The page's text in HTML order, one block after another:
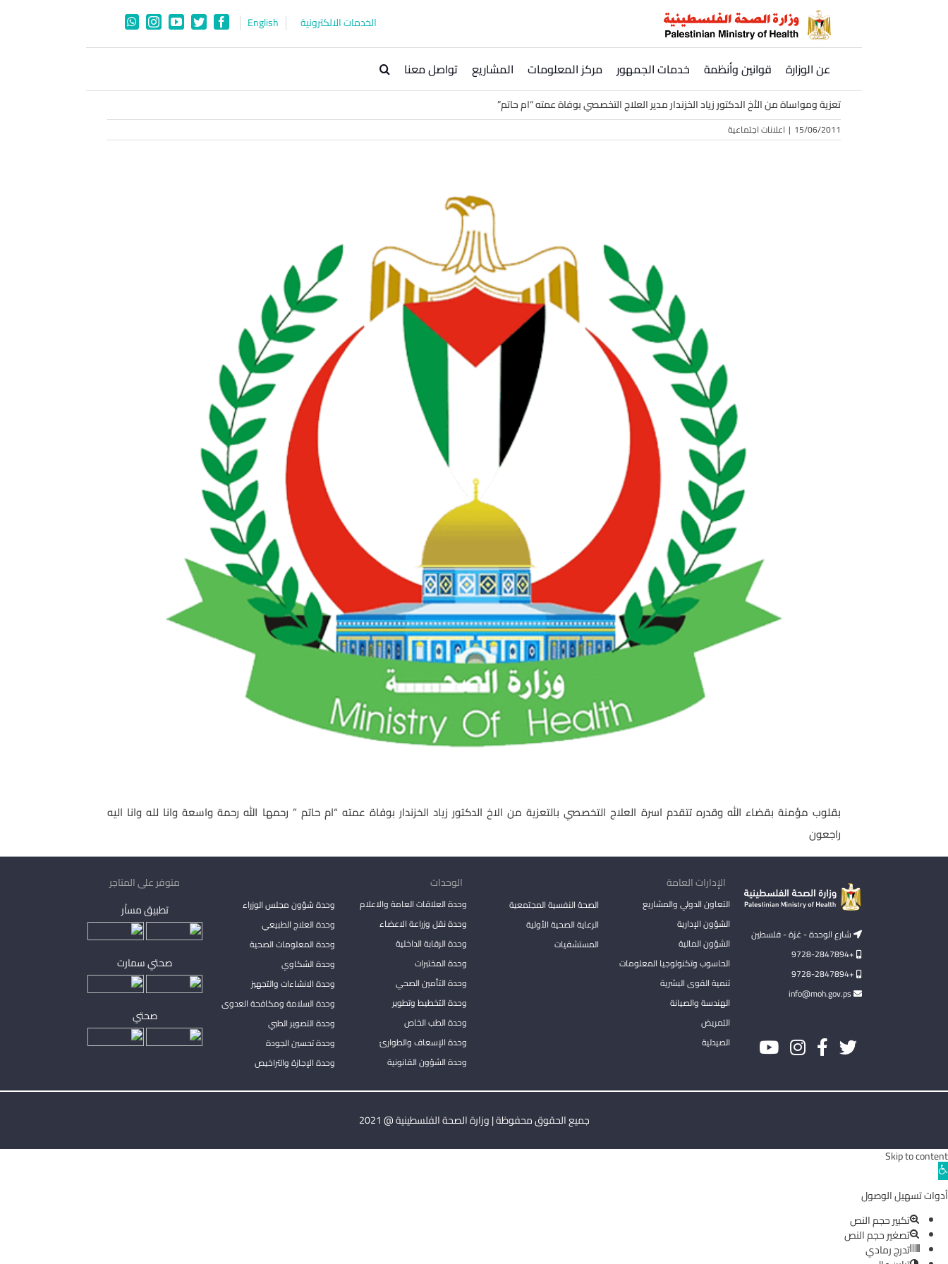
الخدمات الالكترونية English
Facebook
Twitter
YouTube
Instagram
WhatsApp
عن الوزارة قوانين وأنظمة خدمات الجمهور مركز المعلومات المشاريع تواصل معنا
تعزية ومواساة من الأخ الدكتور زياد الخزندار مدير العلاج التخصصي بوفاة عمته “ام حاتم”
15/06/2011
| اعلانات اجتماعية
بقلوب مؤمنة بقضاء الله وقدره تتقدم اسرة العلاج التخصصي بالتعزية من الاخ الدكتور زياد الخزندار بوفاة عمته “ام حاتم ” رحمها الله رحمة واسعة وانا لله وانا اليه
راجعون
شارع الوحدة - غزة - فلسطين
+9728-2847894
+9728-2847894
الإدارات العامة
التعاون الدولي والمشاريع
الشؤون الإدارية
الشؤون المالية
الحاسوب وتكنولوجيا المعلومات
تنمية القوى البشرية
الهندسة والصيانة
التمريض
الصيدلية
الصحة النفسية المجتمعية
الرعاية الصحية الأولية
المستشفيات
الوحدات
وحدة العلاقات العامة والاعلام
وحدة نقل وزراعة الاعضاء
وحدة الرقابة الداخلية
وحدة المختبرات
وحدة التأمين الصحي
وحدة التخطيط وتطوير
وحدة الطب الخاص
وحدة الإسعاف والطوارئ
وحدة الشؤون القانونية
وحدة شؤون مجلس الوزراء
وحدة العلاج الطبيعي
وحدة المعلومات الصحية
وحدة الشكاوي
وحدة الانشاءات والتجهيز
وحدة السلامة ومكافحة العدوى
وحدة التصوير الطبي
وحدة تحسين الجودة
وحدة الإجازة والتراخيص
متوفر على المتاجر
تطبيق مساْر
صحتي سمارت
صحتي
جميع الحقوق محفوظة | وزارة الصحة الفلسطينية @ 2021
Skip to content
Open
toolbar
أدوات تسهيل الوصول
تكبير حجم النص
تصغير حجم النص
تدرج رمادي